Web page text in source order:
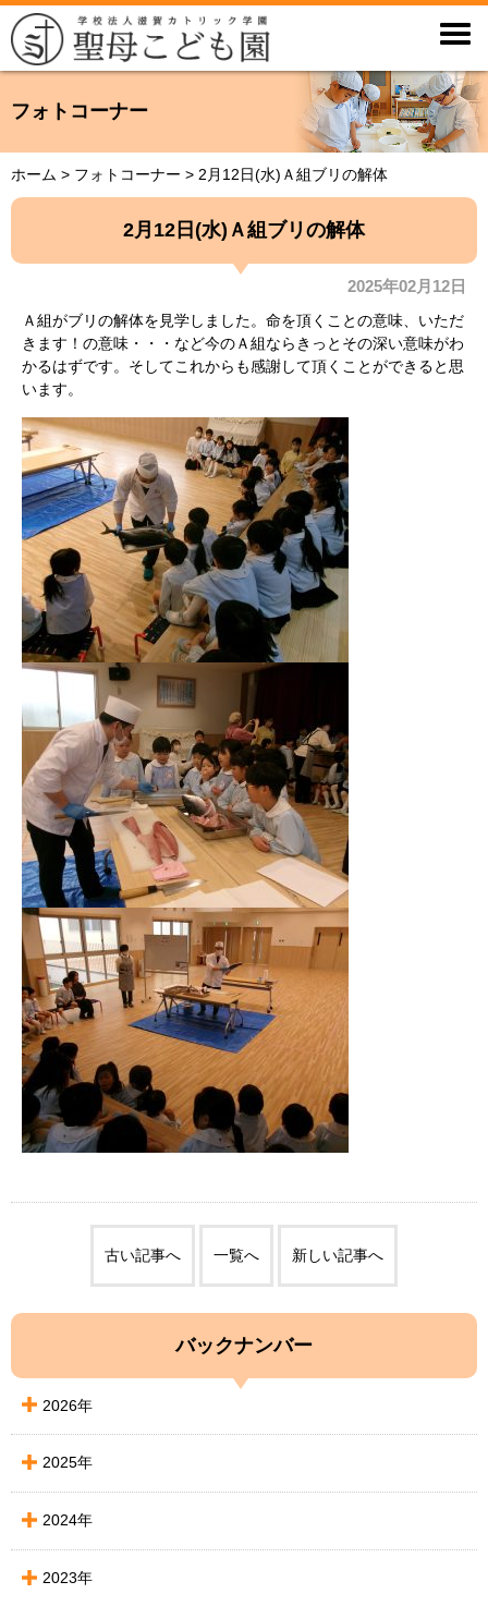

フォトコーナー
ホーム > フォトコーナー > 2月12日(水)Ａ組ブリの解体
2月12日(水)Ａ組ブリの解体
2025年02月12日
Ａ組がブリの解体を見学しました。命を頂くことの意味、いただ
きます！の意味・・・など今のＡ組ならきっとその深い意味がわ
かるはずです。そしてこれからも感謝して頂くことができると思
います。
古い記事へ 一覧へ 新しい記事へ
バックナンバー
2026年
2025年
2024年
2023年